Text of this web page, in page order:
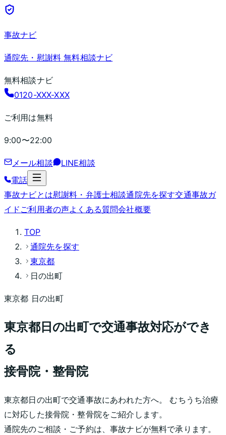
事故ナビ
通院先・慰謝料 無料相談ナビ
無料相談ナビ
0120-XXX-XXX
ご利用は無料
9:00〜22:00
メール相談
LINE相談
電話
事故ナビとは慰謝料・弁護士相談通院先を探す交通事故ガ
イド ご利用者の声よくある質問会社概要
TOP
通院先を探す
東京都
日の出町
東京都 日の出町
東京都日の出町で交通事故対応ができ
る
接骨院・整骨院
東京都日の出町で交通事故にあわれた方へ。 むちうち治療
に対応した接骨院・整骨院をご紹介します。
通院先のご相談・ご予約は、事故ナビが無料で承ります。